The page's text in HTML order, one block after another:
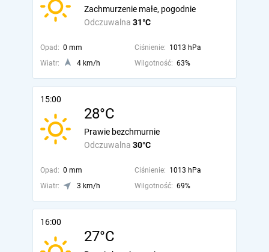
Odczuwalna 31°C
Zachmurzenie małe, pogodnie
Opad: 0 mm Ciśnienie: 1013 hPa
Wiatr:
4 km/h Wilgotność: 63%
15:00
28°C
Odczuwalna 30°C
Prawie bezchmurnie
Opad: 0 mm Ciśnienie: 1013 hPa
Wiatr:
3 km/h Wilgotność: 69%
16:00
27°C